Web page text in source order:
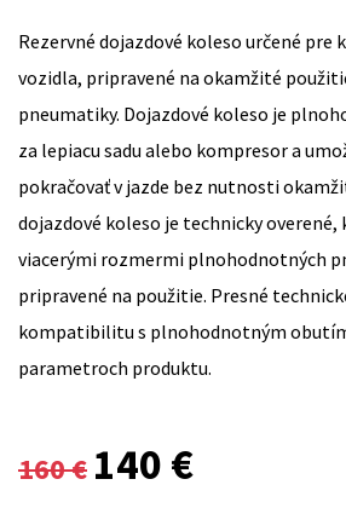
Rezervné dojazdové koleso určené pre
vozidla, pripravené na okamžité
pneumatiky. Dojazdové koleso je
za lepiacu sadu alebo kompresor a
pokračovať v jazde bez nutnosti
dojazdové koleso je technicky
viacerými rozmermi plnohodnotných
pripravené na použitie. Presné
kompatibilitu s plnohodnotným
parametroch produktu.
160€
Original
140 €